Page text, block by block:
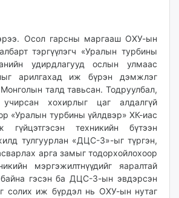
Осол гарсны маргааш ОХУ-ын
тэргүүлэгч «Уралын турбины
удирдлагууд ослын улмаас
арилгахад иж бүрэн дэмжлэг
талд тавьсан. Тодруулбал,
хохирлыг цаг алдалгүй
«Уралын турбины үйлдвэр» ХК-иас
техникийн бүтээн
тулгуурлан «ДЦС-3»-ыг түргэн,
арга замыг тодорхойлохоор
мэргэжилтнүүдийг яаралтай
байна гэсэн ба ДЦС-3-ын эвдэрсэн
солих иж бүрдэл нь ОХУ-ын нутаг